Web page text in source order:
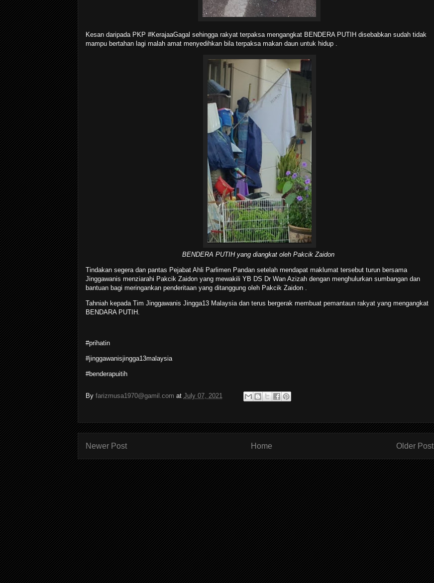
Kesan daripada PKP #KerajaaGagal sehingga rakyat terpaksa mengangkat BENDERA PUTIH disebabkan sudah tidak
mampu bertahan lagi malah amat menyedihkan bila terpaksa makan daun untuk hidup .
BENDERA PUTIH yang diangkat oleh Pakcik Zaidon
Tindakan segera dan pantas Pejabat Ahli Parlimen Pandan setelah mendapat maklumat tersebut turun bersama
Jinggawanis menziarahi Pakcik Zaidon yang mewakili YB DS Dr Wan Azizah dengan menghulurkan sumbangan dan
bantuan bagi meringankan penderitaan yang ditanggung oleh Pakcik Zaidon .
Tahniah kepada Tim Jinggawanis Jingga13 Malaysia dan terus bergerak membuat pemantaun rakyat yang mengangkat
BENDARA PUTIH.
#prihatin
#jinggawanisjingga13malaysia
#benderapuitih
By farizmusa1970@gamil.com at July 07, 2021
Newer Post Older Post
Home